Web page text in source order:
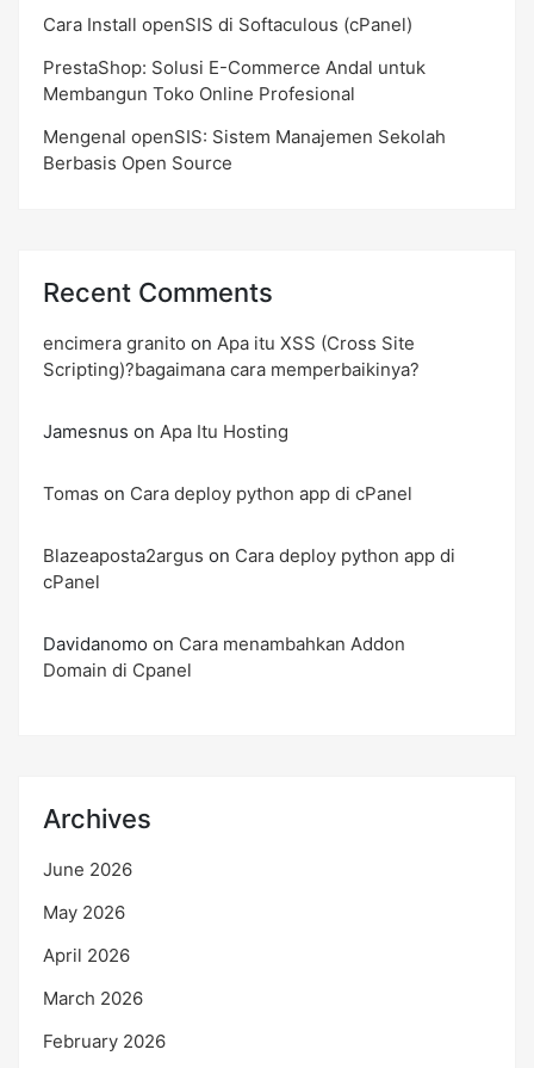
Cara Install openSIS di Softaculous (cPanel)
PrestaShop: Solusi E-Commerce Andal untuk
Membangun Toko Online Profesional
Mengenal openSIS: Sistem Manajemen Sekolah
Berbasis Open Source
Recent Comments
encimera granito on Apa itu XSS (Cross Site
Scripting)?bagaimana cara memperbaikinya?
Jamesnus on Apa Itu Hosting
Tomas on Cara deploy python app di cPanel
Blazeaposta2argus on Cara deploy python app di
cPanel
Davidanomo on Cara menambahkan Addon
Domain di Cpanel
Archives
June 2026
May 2026
April 2026
March 2026
February 2026